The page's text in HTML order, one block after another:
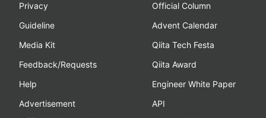
Privacy
Guideline
Media Kit
Feedback/Requests
Help
Advertisement
Official Column
Advent Calendar
Qiita Tech Festa
Qiita Award
Engineer White Paper
API